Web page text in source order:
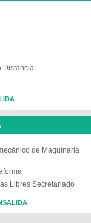
Distancia
de Maquinaria
Libres Secretariado